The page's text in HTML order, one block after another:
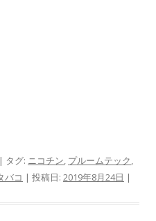
| タグ: ニコチン, プルームテック,
バコ | 投稿日: 2019年8月24日 |